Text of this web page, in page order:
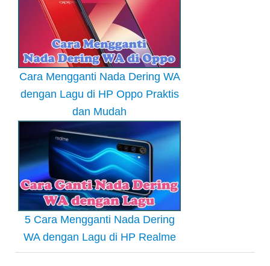
Cara Mengganti Nada Dering WA
dengan Lagu di HP Oppo Praktis
dan Mudah
5 Cara Mengganti Nada Dering
WA dengan Lagu di HP Realme